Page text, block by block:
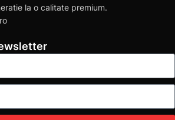
la o calitate premium.